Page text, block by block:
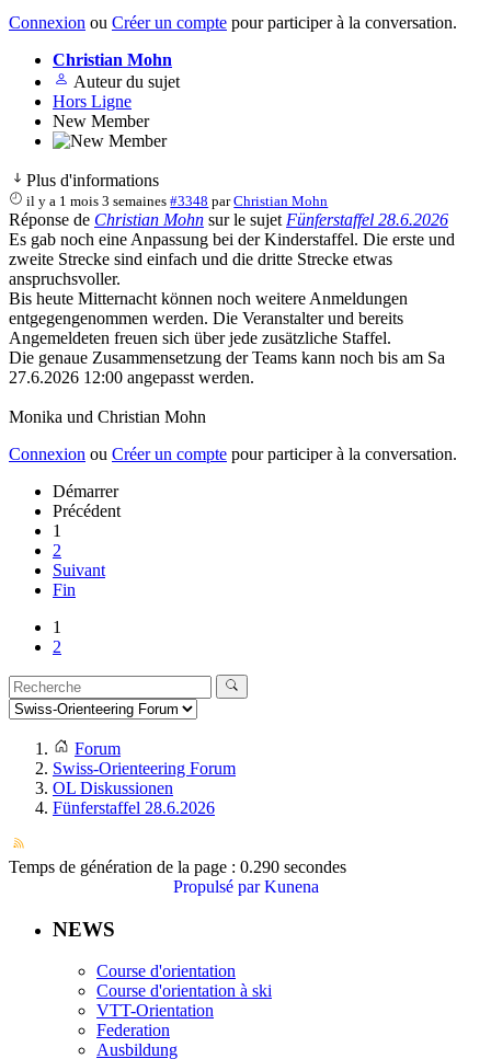
Connexion ou Créer un compte pour participer à la conversation.
Christian Mohn
Auteur du sujet
Hors Ligne
New Member
Plus d'informations
il y a 1 mois 3 semaines #3348 parChristian Mohn
Réponse de Christian Mohn sur le sujet Fünferstaffel 28.6.2026
Es gab noch eine Anpassung bei der Kinderstaffel. Die erste und
zweite Strecke sind einfach und die dritte Strecke etwas
anspruchsvoller.
Bis heute Mitternacht können noch weitere Anmeldungen
entgegengenommen werden. Die Veranstalter und bereits
Angemeldeten freuen sich über jede zusätzliche Staffel.
Die genaue Zusammensetzung der Teams kann noch bis am Sa
27.6.2026 12:00 angepasst werden.
Monika und Christian Mohn
Connexion ou Créer un compte pour participer à la conversation.
Démarrer
Précédent
1
2
Suivant
Fin
1
2
Forum
Swiss-Orienteering Forum
OL Diskussionen
Fünferstaffel 28.6.2026
Temps de génération de la page : 0.290 secondes
Propulsé parKunena
NEWS
Course d'orientation
Course d'orientation à ski
VTT-Orientation
Federation
Ausbildung